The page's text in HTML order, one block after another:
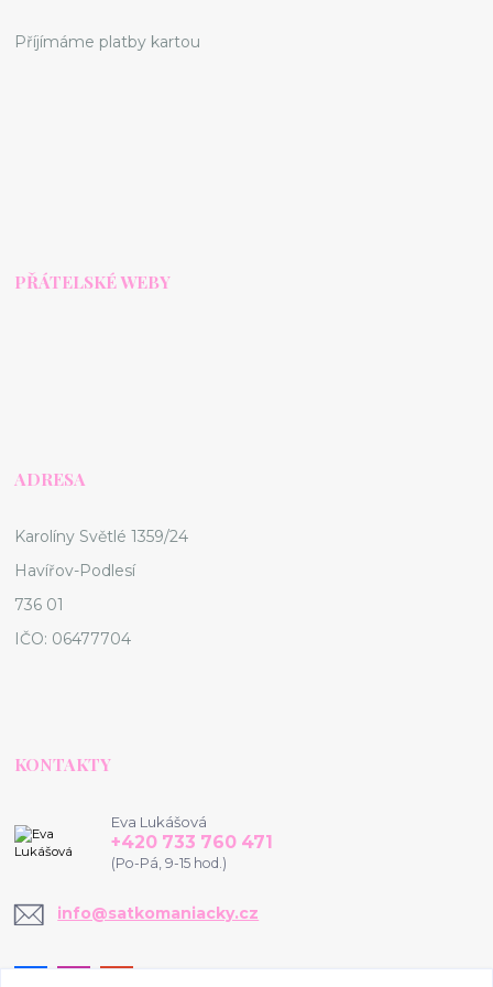
Příjímáme platby kartou
PŘÁTELSKÉ WEBY
ADRESA
Karolíny Světlé 1359/24
Havířov-Podlesí
736 01
IČO: 06477704
KONTAKTY
Eva Lukášová
+420 733 760 471
(Po-Pá, 9-15 hod.)
info@satkomaniacky.cz